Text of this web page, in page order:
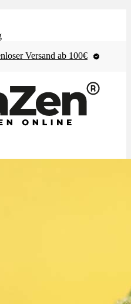
Versand ab 100€